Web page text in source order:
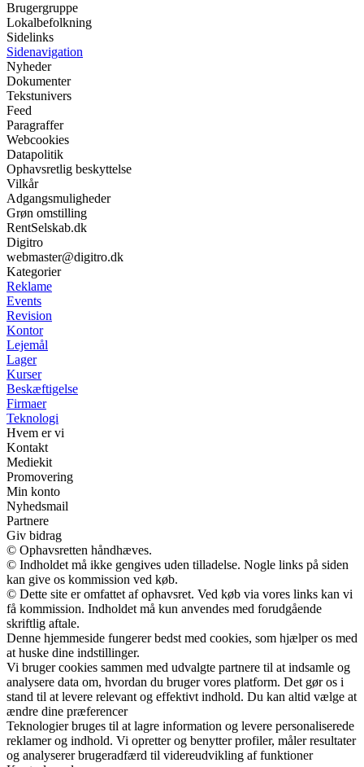
Brugergruppe
Lokalbefolkning
Sidelinks
Sidenavigation
Nyheder
Dokumenter
Tekstunivers
Feed
Paragraffer
Webcookies
Datapolitik
Ophavsretlig beskyttelse
Vilkår
Adgangsmuligheder
Grøn omstilling
RentSelskab.dk
Digitro
webmaster@digitro.dk
Kategorier
Reklame
Events
Revision
Kontor
Lejemål
Lager
Kurser
Beskæftigelse
Firmaer
Teknologi
Hvem er vi
Kontakt
Mediekit
Promovering
Min konto
Nyhedsmail
Partnere
Giv bidrag
© Ophavsretten håndhæves.
© Indholdet må ikke gengives uden tilladelse. Nogle links på siden
kan give os kommission ved køb.
© Dette site er omfattet af ophavsret. Ved køb via vores links kan vi
få kommission. Indholdet må kun anvendes med forudgående
skriftlig aftale.
Denne hjemmeside fungerer bedst med cookies, som hjælper os med
at huske dine indstillinger.
Vi bruger cookies sammen med udvalgte partnere til at indsamle og
analysere data om, hvordan du bruger vores platform. Det gør os i
stand til at levere relevant og effektivt indhold. Du kan altid vælge at
ændre dine præferencer
Teknologier bruges til at lagre information og levere personaliserede
reklamer og indhold. Vi opretter og benytter profiler, måler resultater
og analyserer brugeradfærd til videreudvikling af funktioner